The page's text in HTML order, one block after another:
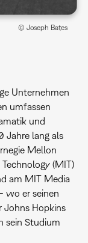
© Joseph Bates
Unternehmen
umfassen
und
Jahre lang als
Mellon
(MIT)
am MIT Media
wo er seinen
Johns Hopkins
sein Studium